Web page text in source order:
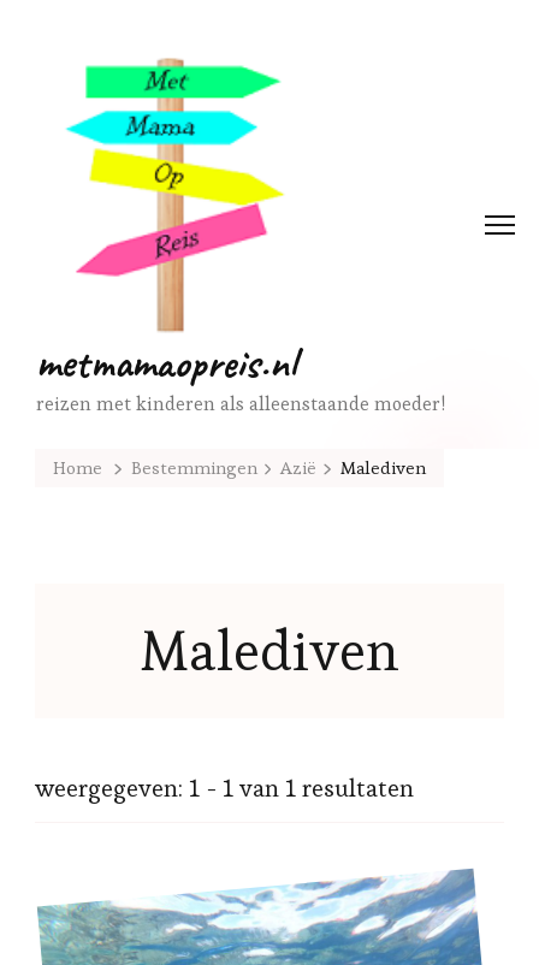
metmamaopreis.nl
reizen met kinderen als alleenstaande moeder!
Home Bestemmingen Azië Malediven
Malediven
weergegeven: 1 - 1 van 1 resultaten